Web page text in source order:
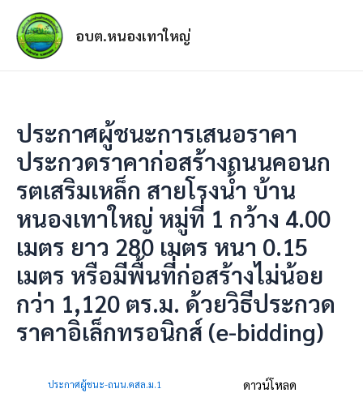
อบต.หนองเทาใหญ่
ประกาศผู้ชนะการเสนอราคา
ประกวดราคาก่อสร้างถนนคอนก
รตเสริมเหล็ก สายโรงน้ำ บ้าน
หนองเทาใหญ่ หมู่ที่ 1 กว้าง 4.00
เมตร ยาว 280 เมตร หนา 0.15
เมตร หรือมีพื้นที่ก่อสร้างไม่น้อย
กว่า 1,120 ตร.ม. ด้วยวิธีประกวด
ราคาอิเล็กทรอนิกส์ (e-bidding)
ประกาศผู้ชนะ-ถนน.คสล.ม.1 ดาวน์โหลด